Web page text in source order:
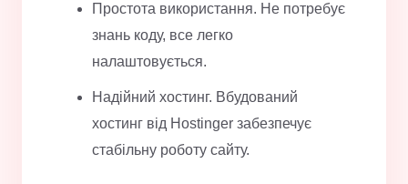
Простота використання. Не потребує
знань коду, все легко
налаштовується.
Надійний хостинг. Вбудований
хостинг від Hostinger забезпечує
стабільну роботу сайту.